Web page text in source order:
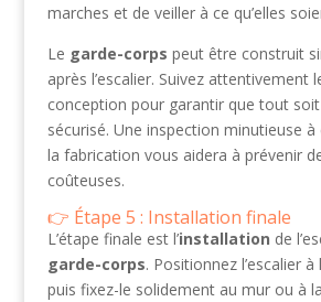
marches et de veiller à ce qu’elles
Le garde-corps peut être construit
après l’escalier. Suivez attentivement
conception pour garantir que tout
sécurisé. Une inspection minutieuse
la fabrication vous aidera à prévenir
coûteuses.
Étape 5 : Installation finale
L’étape finale est l’installation de
garde-corps. Positionnez l’escalier à
puis fixez-le solidement au mur ou à